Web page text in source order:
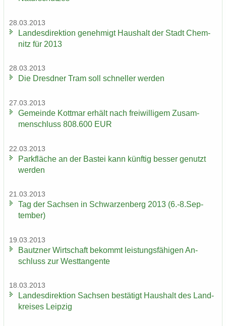
28.03.2013
Lan­des­di­rek­ti­on ge­neh­migt Haus­halt der Stadt Chem­
nitz für 2013
28.03.2013
Die Dresd­ner Tram soll schnel­ler wer­den
27.03.2013
Ge­mein­de Kott­mar er­hält nach frei­wil­li­gem Zu­sam­
men­schluss 808.600 EUR
22.03.2013
Park­flä­che an der Bas­tei kann künf­tig bes­ser ge­nutzt
wer­den
21.03.2013
Tag der Sach­sen in Schwar­zen­berg 2013 (6.-8.Sep­
tem­ber)
19.03.2013
Bautz­ner Wirt­schaft be­kommt leis­tungs­fä­hi­gen An­
schluss zur West­tan­gen­te
18.03.2013
Lan­des­di­rek­ti­on Sach­sen be­stä­tigt Haus­halt des Land­
krei­ses Leip­zig